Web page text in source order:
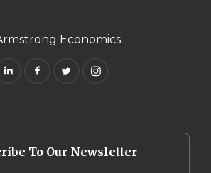
To Our Newsletter